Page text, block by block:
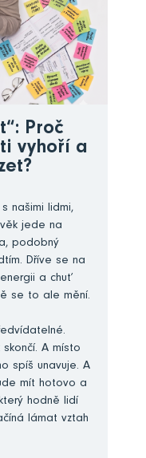
Proč
vyhoří a
našimi lidmi,
jede na
podobný
Dříve se na
a chuť
se to ale mění.
A místo
spíš unavuje. A
mít hotovo a
hodně lidí
lámat vztah